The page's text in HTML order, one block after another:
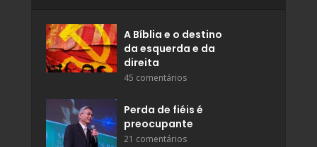
A Bíblia e o destino
da esquerda e da
direita
45 comentários
Perda de fiéis é
preocupante
21 comentários